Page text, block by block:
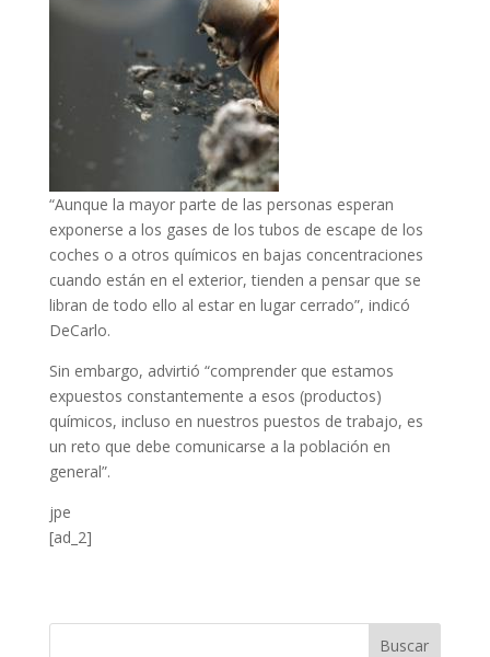
“Aunque la mayor parte de las personas esperan
exponerse a los gases de los tubos de escape de los
coches o a otros químicos en bajas concentraciones
cuando están en el exterior, tienden a pensar que se
libran de todo ello al estar en lugar cerrado”, indicó
DeCarlo.
Sin embargo, advirtió “comprender que estamos
expuestos constantemente a esos (productos)
químicos, incluso en nuestros puestos de trabajo, es
un reto que debe comunicarse a la población en
general”.
jpe
[ad_2]